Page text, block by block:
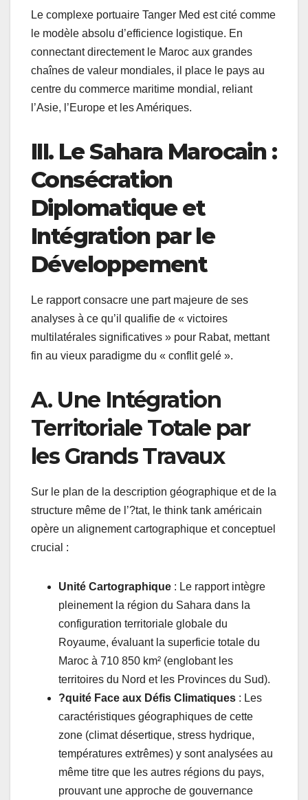
Le complexe portuaire Tanger Med est cité comme
le modèle absolu d’efficience logistique. En
connectant directement le Maroc aux grandes
chaînes de valeur mondiales, il place le pays au
centre du commerce maritime mondial, reliant
l’Asie, l’Europe et les Amériques.
III. Le Sahara Marocain :
Consécration
Diplomatique et
Intégration par le
Développement
Le rapport consacre une part majeure de ses
analyses à ce qu’il qualifie de « victoires
multilatérales significatives » pour Rabat, mettant
fin au vieux paradigme du « conflit gelé ».
A. Une Intégration
Territoriale Totale par
les Grands Travaux
Sur le plan de la description géographique et de la
structure même de l’?tat, le think tank américain
opère un alignement cartographique et conceptuel
crucial :
Unité Cartographique : Le rapport intègre
pleinement la région du Sahara dans la
configuration territoriale globale du
Royaume, évaluant la superficie totale du
Maroc à 710 850 km² (englobant les
territoires du Nord et les Provinces du Sud).
?quité Face aux Défis Climatiques : Les
caractéristiques géographiques de cette
zone (climat désertique, stress hydrique,
températures extrêmes) y sont analysées au
même titre que les autres régions du pays,
prouvant une approche de gouvernance